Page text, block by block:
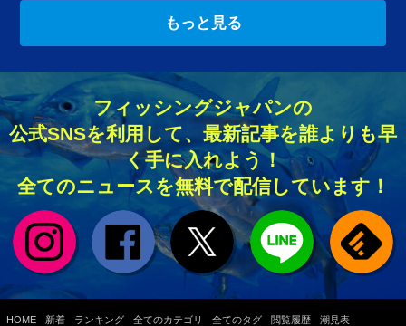
もっと見る
フィッシングジャパンの
公式SNSを利用して、最新記事を誰よりも早
く手に入れよう！
全てのニュースを無料で配信しています！
HOME 新着 ランキング 全てのカテゴリ 全てのタグ 閲覧履歴 潮見表